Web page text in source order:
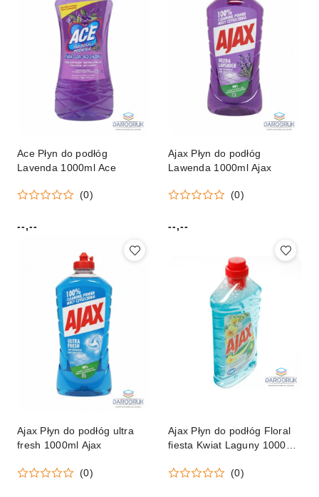
Ace Płyn do podłóg
Lavenda 1000ml Ace
(0)
Cena:
--,--
Ajax Płyn do podłóg
Lawenda 1000ml Ajax
(0)
Cena:
--,--
Ajax Płyn do podłóg ultra
fresh 1000ml Ajax
(0)
Ajax Płyn do podłóg Floral
fiesta Kwiat Laguny 1000ml
(0)